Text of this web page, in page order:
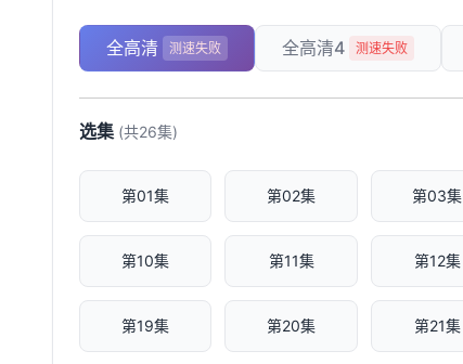
全高清 测速失败 全高清4 测速失败
选集 (共26集)
第01集 第02集 第03集
第10集 第11集 第12集
第19集 第20集 第21集